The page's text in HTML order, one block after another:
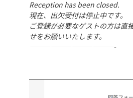
Reception has been closed.
現在、出欠受付は停止中です。
ご登録が必要なゲストの方は直
せをお願いいたします。
————————————-